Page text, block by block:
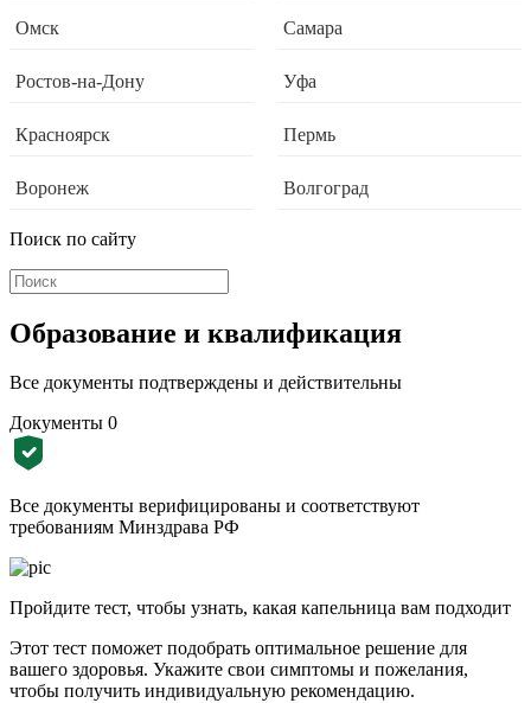
Омск Самара
Ростов-на-Дону Уфа
Красноярск Пермь
Воронеж Волгоград
Поиск по сайту
Образование и квалификация
Все документы подтверждены и действительны
Документы 0
Все документы верифицированы и соответствуют
требованиям Минздрава РФ
Пройдите тест, чтобы узнать, какая капельница вам подходит
Этот тест поможет подобрать оптимальное решение для
вашего здоровья. Укажите свои симптомы и пожелания,
чтобы получить индивидуальную рекомендацию.